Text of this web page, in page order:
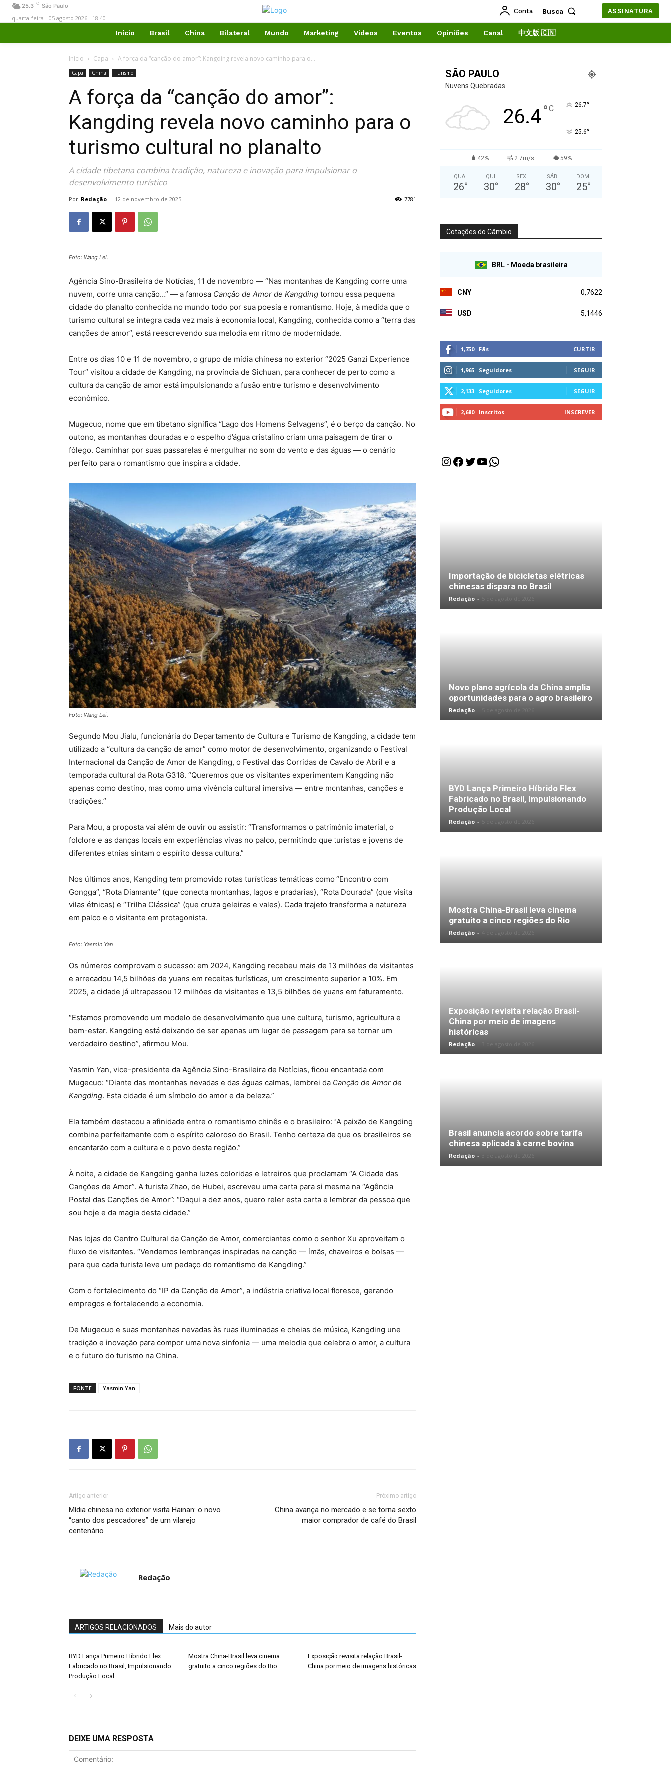
25.3 C São Paulo
quarta-feira - 05 agosto 2026 - 18:40
Conta Busca ASSINATURA
Início Brasil China Bilateral Mundo Marketing Videos Eventos Opiniões Canal 中文版 🇨🇳
Início Capa A força da “canção do amor”: Kangding revela novo caminho para o...
Capa China Turismo
A força da “canção do amor”:
Kangding revela novo caminho para o
turismo cultural no planalto
A cidade tibetana combina tradição, natureza e inovação para impulsionar o
desenvolvimento turístico
Por Redação - 12 de novembro de 2025 7781
Foto: Wang Lei.
Agência Sino-Brasileira de Notícias, 11 de novembro — “Nas montanhas de Kangding corre uma
nuvem, corre uma canção…” — a famosa Canção de Amor de Kangding tornou essa pequena
cidade do planalto conhecida no mundo todo por sua poesia e romantismo. Hoje, à medida que o
turismo cultural se integra cada vez mais à economia local, Kangding, conhecida como a “terra das
canções de amor”, está reescrevendo sua melodia em ritmo de modernidade.
Entre os dias 10 e 11 de novembro, o grupo de mídia chinesa no exterior “2025 Ganzi Experience
Tour” visitou a cidade de Kangding, na província de Sichuan, para conhecer de perto como a
cultura da canção de amor está impulsionando a fusão entre turismo e desenvolvimento
econômico.
Mugecuo, nome que em tibetano significa “Lago dos Homens Selvagens”, é o berço da canção. No
outono, as montanhas douradas e o espelho d’água cristalino criam uma paisagem de tirar o
fôlego. Caminhar por suas passarelas é mergulhar no som do vento e das águas — o cenário
perfeito para o romantismo que inspira a cidade.
Foto: Wang Lei.
Segundo Mou Jialu, funcionária do Departamento de Cultura e Turismo de Kangding, a cidade tem
utilizado a “cultura da canção de amor” como motor de desenvolvimento, organizando o Festival
Internacional da Canção de Amor de Kangding, o Festival das Corridas de Cavalo de Abril e a
temporada cultural da Rota G318. “Queremos que os visitantes experimentem Kangding não
apenas como destino, mas como uma vivência cultural imersiva — entre montanhas, canções e
tradições.”
Para Mou, a proposta vai além de ouvir ou assistir: “Transformamos o patrimônio imaterial, o
folclore e as danças locais em experiências vivas no palco, permitindo que turistas e jovens de
diferentes etnias sintam o espírito dessa cultura.”
Nos últimos anos, Kangding tem promovido rotas turísticas temáticas como “Encontro com
Gongga”, “Rota Diamante” (que conecta montanhas, lagos e pradarias), “Rota Dourada” (que visita
vilas étnicas) e “Trilha Clássica” (que cruza geleiras e vales). Cada trajeto transforma a natureza
em palco e o visitante em protagonista.
Foto: Yasmin Yan
Os números comprovam o sucesso: em 2024, Kangding recebeu mais de 13 milhões de visitantes
e arrecadou 14,5 bilhões de yuans em receitas turísticas, um crescimento superior a 10%. Em
2025, a cidade já ultrapassou 12 milhões de visitantes e 13,5 bilhões de yuans em faturamento.
“Estamos promovendo um modelo de desenvolvimento que une cultura, turismo, agricultura e
bem-estar. Kangding está deixando de ser apenas um lugar de passagem para se tornar um
verdadeiro destino”, afirmou Mou.
Yasmin Yan, vice-presidente da Agência Sino-Brasileira de Notícias, ficou encantada com
Mugecuo: “Diante das montanhas nevadas e das águas calmas, lembrei da Canção de Amor de
Kangding. Esta cidade é um símbolo do amor e da beleza.”
Ela também destacou a afinidade entre o romantismo chinês e o brasileiro: “A paixão de Kangding
combina perfeitamente com o espírito caloroso do Brasil. Tenho certeza de que os brasileiros se
encantarão com a cultura e o povo desta região.”
À noite, a cidade de Kangding ganha luzes coloridas e letreiros que proclamam “A Cidade das
Canções de Amor”. A turista Zhao, de Hubei, escreveu uma carta para si mesma na “Agência
Postal das Canções de Amor”: “Daqui a dez anos, quero reler esta carta e lembrar da pessoa que
sou hoje e da magia desta cidade.”
Nas lojas do Centro Cultural da Canção de Amor, comerciantes como o senhor Xu aproveitam o
fluxo de visitantes. “Vendemos lembranças inspiradas na canção — ímãs, chaveiros e bolsas —
para que cada turista leve um pedaço do romantismo de Kangding.”
Com o fortalecimento do “IP da Canção de Amor”, a indústria criativa local floresce, gerando
empregos e fortalecendo a economia.
De Mugecuo e suas montanhas nevadas às ruas iluminadas e cheias de música, Kangding une
tradição e inovação para compor uma nova sinfonia — uma melodia que celebra o amor, a cultura
e o futuro do turismo na China.
FONTE Yasmin Yan
Artigo anterior
Mídia chinesa no exterior visita Hainan: o novo
“canto dos pescadores” de um vilarejo
centenário
Próximo artigo
China avança no mercado e se torna sexto
maior comprador de café do Brasil
Redação
ARTIGOS RELACIONADOS Mais do autor
BYD Lança Primeiro Híbrido Flex
Fabricado no Brasil, Impulsionando
Produção Local
Mostra China-Brasil leva cinema
gratuito a cinco regiões do Rio
Exposição revisita relação Brasil-
China por meio de imagens históricas
DEIXE UMA RESPOSTA
SÃO PAULO
Nuvens Quebradas
26.4°C 26.7°
25.6°
42% 2.7m/s 59%
QUA
26°
QUI
30°
SEX
28°
SÁB
30°
DOM
25°
Cotações do Câmbio
BRL - Moeda brasileira
CNY 0,7622
USD 5,1446
1,750 Fãs CURTIR
1,965 Seguidores SEGUIR
2,133 Seguidores SEGUIR
2,680 Inscritos INSCREVER
Instagram
Facebook
Twitter
Youtube
WhatsApp
Importação de bicicletas elétricas
chinesas dispara no Brasil
Redação -
Novo plano agrícola da China amplia
oportunidades para o agro brasileiro
Redação -
BYD Lança Primeiro Híbrido Flex
Fabricado no Brasil, Impulsionando
Produção Local
Redação -
Mostra China-Brasil leva cinema
gratuito a cinco regiões do Rio
Redação -
Exposição revisita relação Brasil-
China por meio de imagens
históricas
Redação -
Brasil anuncia acordo sobre tarifa
chinesa aplicada à carne bovina
Redação -